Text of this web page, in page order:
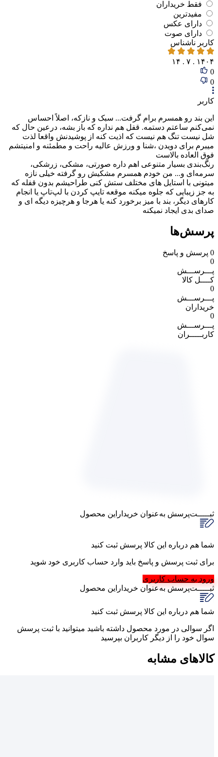
فقط‌ خریداران‌
مفیدترین
دارای‌ عکس
دارای‌ صوت
کاربر ناشناس
۱۴۰۴ . ۷ . ۱۴
0
0
کاربر
این بند رو همسرم برام گرفت... سبک و نازکه، اصلاً احساس
نمی‌کنم ساعتم دستمه. قفل هم نداره که باز بشه، درعین حال که
شل نیست تنگ هم نیست که اذیت کنه از پوشیدنش واقعا لذت
میبرم برای دویدن ،شنا و ورزش عالیه راحت و مطمئنه و امنیتشم
فوق العاده بالاست
رنگ‌بندی بسیار متنوعی اهم داره صورتی، مشکی، زرشکی،
سرمه‌ای و... من خودم همسرم مشکیش رو گرفته خیلی نازه
میتونی با استایل های مختلف ستش کنی طراحیشم بدون قفله که
به جز زیبایی که جلوه میکنه موقعه تایپ کردن با لپ‌تاپ یا انجام
کارهای دیگر، بند با میز برخورد کنه یا هرجا و هرچیزه دیگه ای و
صدای بدی ایجاد نمیکنه
پرسش‌ها
0 پرسش و پاسخ
0
پـــرســـش
کــــل کالا
0
پـــرســـش
خریداران
0
پـــرســـش
کاربـــــران
ثبـــــت‌پرسش به‌عنوان ‌خریدار‌این‌ محصول
شما هم درباره این کالا پرسش ثبت کنید
برای ثبت پرسش و پاسخ باید وارد حساب کاربری خود شوید
ورود به حساب کاربری
ثبـــــت‌پرسشبه‌عنوان ‌خریدار‌این‌ محصول
شما هم درباره این کالا پرسش ثبت کنید
اگر سوالی در مورد محصول داشته باشید میتوانید با ثبت پرسش
سوال خود را از دیگر کاربران بپرسید
کالاهای مشابه